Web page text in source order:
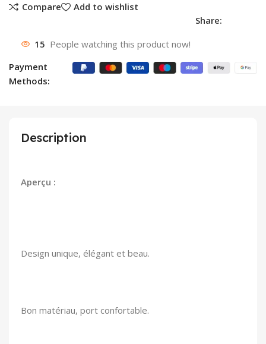
Compare
Add to wishlist
Share:
15 People watching this product now!
Payment
Methods:
Description
Aperçu :
Design unique, élégant et beau.
Bon matériau, port confortable.